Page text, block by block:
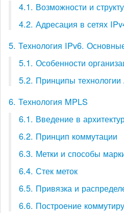
4.1. Возможности и
4.2. Адресация в сетях
5. Технология IPv6.
5.1. Особенности
5.2. Принципы технологии
6. Технология MPLS
6.1. Введение в
6.2. Принцип коммутации
6.3. Метки и способы
6.4. Стек меток
6.5. Привязка и
6.6. Построение